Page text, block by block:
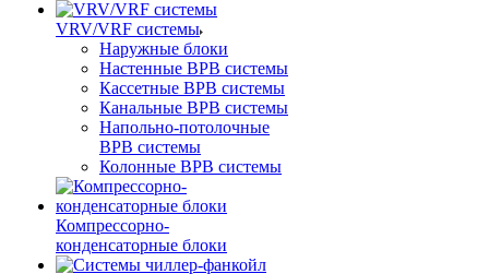
VRV/VRF системы
Наружные блоки
Настенные ВРВ системы
Кассетные ВРВ системы
Канальные ВРВ системы
Напольно-потолочные
ВРВ системы
Колонные ВРВ системы
Компрессорно-
конденсаторные блоки